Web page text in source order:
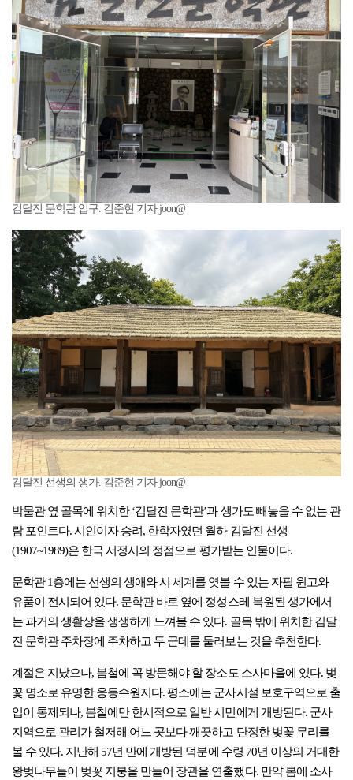
김달진 문학관 입구. 김준현 기자 joon@
김달진 선생의 생가. 김준현 기자 joon@
박물관 옆 골목에 위치한 ‘김달진 문학관’과 생가도 빼놓을 수 없는 관
람 포인트다. 시인이자 승려, 한학자였던 월하 김달진 선생
(1907~1989)은 한국 서정시의 정점으로 평가받는 인물이다.
문학관 1층에는 선생의 생애와 시 세계를 엿볼 수 있는 자필 원고와
유품이 전시되어 있다. 문학관 바로 옆에 정성스레 복원된 생가에서
는 과거의 생활상을 생생하게 느껴볼 수 있다. 골목 밖에 위치한 김달
진 문학관 주차장에 주차하고 두 군데를 둘러보는 것을 추천한다.
계절은 지났으나, 봄철에 꼭 방문해야 할 장소도 소사마을에 있다. 벚
꽃 명소로 유명한 웅동수원지다. 평소에는 군사시설 보호구역으로 출
입이 통제되나, 봄철에만 한시적으로 일반 시민에게 개방된다. 군사
지역으로 관리가 철저해 어느 곳보다 깨끗하고 단정한 벚꽃 무리를
볼 수 있다. 지난해 57년 만에 개방된 덕분에 수령 70년 이상의 거대한
왕벚나무들이 벚꽃 지붕을 만들어 장관을 연출했다. 만약 봄에 소사